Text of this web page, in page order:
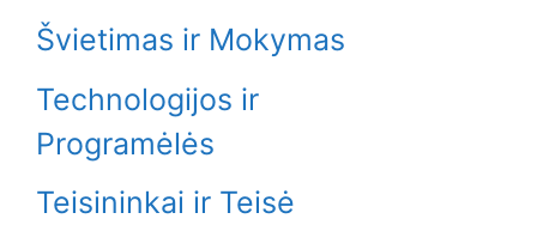
Švietimas ir Mokymas
Technologijos ir
Programėlės
Teisininkai ir Teisė